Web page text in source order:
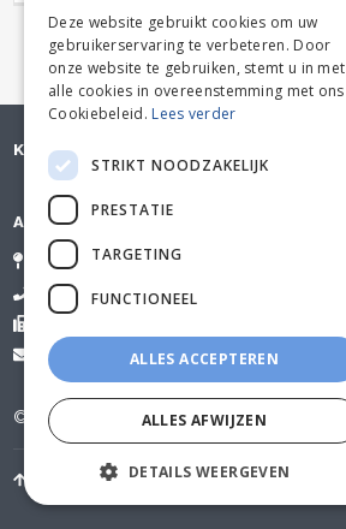
KLANTENSERVICE
ADVOTEX
Bargiestraat 32, 8900 Ieper
+32 56/22 07 39
info@advotex.be
© Advotex bv. Alle rechten voorbehouden.
NAAR BOVEN
FRENCH
Deze website gebruikt cookies om uw
gebruikerservaring te verbeteren. Door
onze website te gebruiken, stemt u in met
alle cookies in overeenstemming met ons
Cookiebeleid. Lees verder
STRIKT NOODZAKELIJK
PRESTATIE
TARGETING
FUNCTIONEEL
ALLES ACCEPTEREN
ALLES AFWIJZEN
DETAILS WEERGEVEN